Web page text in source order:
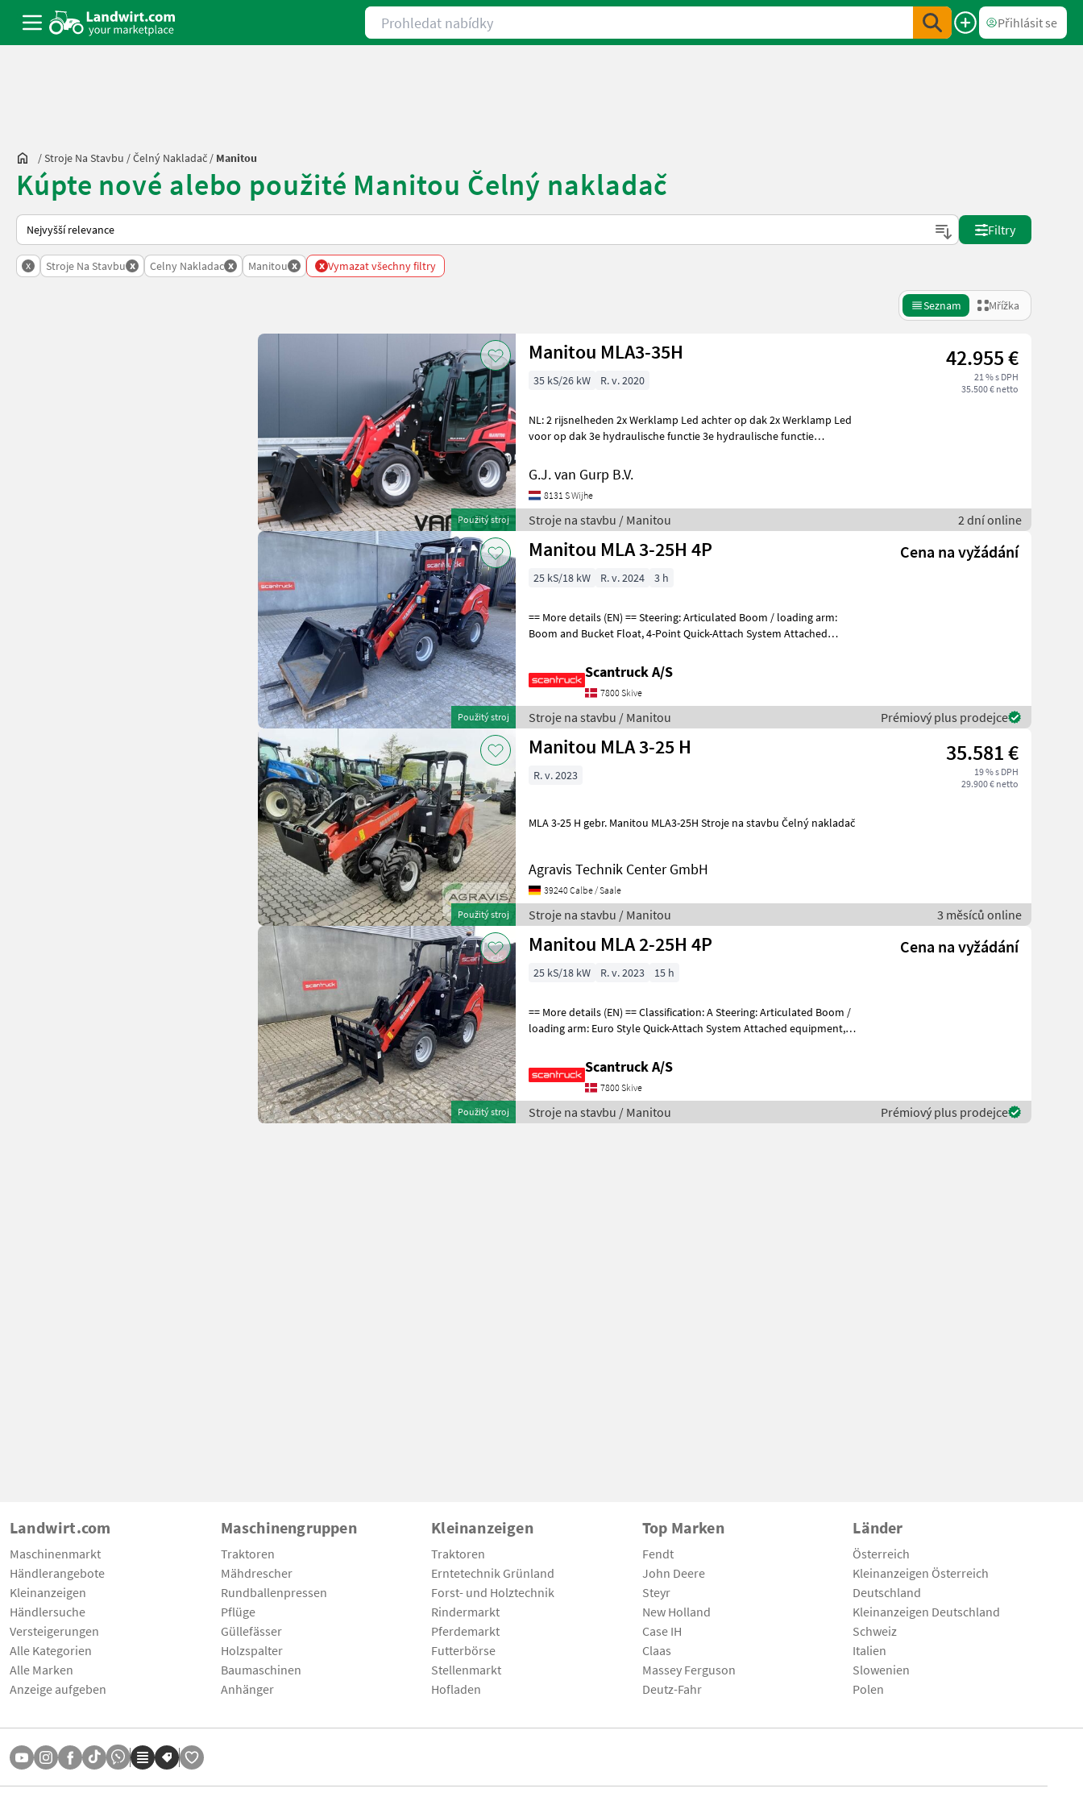
Prohledat nabídky
Přihlásit se
/Stroje Na Stavbu /Čelný Nakladač / Manitou
Kúpte nové alebo použité Manitou Čelný nakladač
Takto se řadí nabídky na Landwirt.com
Filtry
x Stroje Na Stavbu x Celny Nakladac x Manitou x x Vymazat všechny filtry
Seznam Mřížka
Použitý stroj
Manitou MLA3-35H 42.955 €
21 % s DPH
35.500 € netto
35 kS/26 kW R. v. 2020
NL: 2 rijsnelheden 2x Werklamp Led achter op dak 2x Werklamp Led
voor op dak 3e hydraulische functie 3e hydraulische functie
G.J. van Gurp B.V.
8131 S Wijhe
Stroje na stavbu / Manitou 2 dní online
Použitý stroj
Manitou MLA 3-25H 4P Cena na vyžádání
25 kS/18 kW R. v. 2024 3 h
== More details (EN) == Steering: Articulated Boom / loading arm:
Boom and Bucket Float, 4-Point Quick-Attach System Attached
Scantruck A/S
7800 Skive
Stroje na stavbu / Manitou Prémiový plus prodejce
Použitý stroj
Manitou MLA 3-25 H 35.581 €
19 % s DPH
29.900 € netto
R. v. 2023
MLA 3-25 H gebr. Manitou MLA3-25H Stroje na stavbu Čelný nakladač
Agravis Technik Center GmbH
39240 Calbe / Saale
Stroje na stavbu / Manitou 3 měsíců online
Použitý stroj
Manitou MLA 2-25H 4P Cena na vyžádání
25 kS/18 kW R. v. 2023 15 h
== More details (EN) == Classification: A Steering: Articulated Boom /
loading arm: Euro Style Quick-Attach System Attached equipment,
Scantruck A/S
7800 Skive
Stroje na stavbu / Manitou Prémiový plus prodejce
Landwirt.com
Maschinenmarkt
Händlerangebote
Kleinanzeigen
Händlersuche
Versteigerungen
Alle Kategorien
Alle Marken
Anzeige aufgeben
Maschinengruppen
Traktoren
Mähdrescher
Rundballenpressen
Pflüge
Güllefässer
Holzspalter
Baumaschinen
Anhänger
Kleinanzeigen
Traktoren
Erntetechnik Grünland
Forst- und Holztechnik
Rindermarkt
Pferdemarkt
Futterbörse
Stellenmarkt
Hofladen
Top Marken
Fendt
John Deere
Steyr
New Holland
Case IH
Claas
Massey Ferguson
Deutz-Fahr
Länder
Österreich
Kleinanzeigen Österreich
Deutschland
Kleinanzeigen Deutschland
Schweiz
Italien
Slowenien
Polen